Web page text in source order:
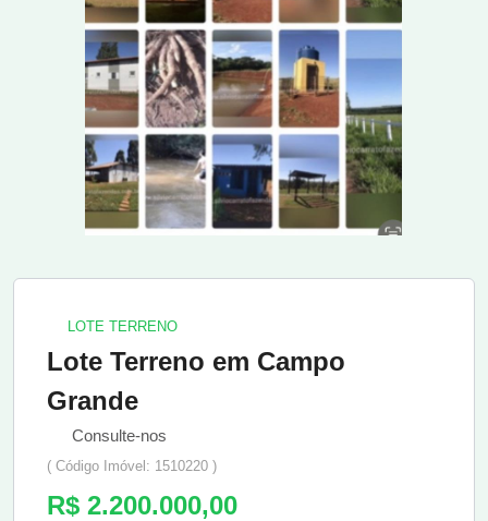
LOTE TERRENO
Lote Terreno em Campo
Grande
Consulte-nos
( Código Imóvel: 1510220 )
R$ 2.200.000,00